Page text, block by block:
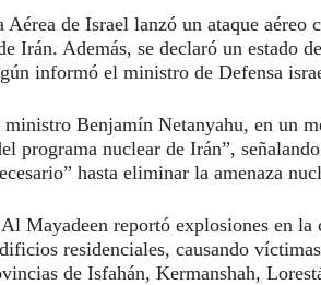
Aérea de Israel lanzó un ataque
Irán. Además, se declaró un estado
informó el ministro de Defensa
Benjamín Netanyahu, en un
programa nuclear de Irán”,
hasta eliminar la amenaza
Mayadeen reportó explosiones en la
residenciales, causando
de Isfahán, Kermanshah,